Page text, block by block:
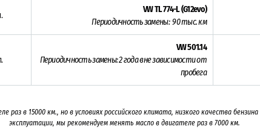
VW TL 774-L (G12evo)
Периодичность замены:90 тыс. км
VW 501.14
Периодичность замены:2 года вне зависимости от
пробега
раз в 15000 км., но в условиях российского климата, низкого качества
эксплуатации, мы рекомендуем менять масло в двигателе раз в 7000 км.